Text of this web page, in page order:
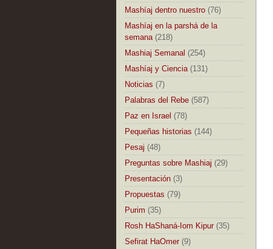
Mashíaj dentro nuestro (76)
Mashíaj en la parshá de la
semana (218)
Mashiaj Semanal (254)
Mashíaj y Ciencia (131)
Noticias (7)
Palabras del Rebe (587)
Paz en Israel (78)
Pequeñas historias (144)
Pesaj (48)
Preguntas sobre Mashiaj (29)
Presentación (3)
Propuestas (79)
Purim (35)
Rosh HaShaná-Iom Kipur (35)
Sefirat HaOmer (9)